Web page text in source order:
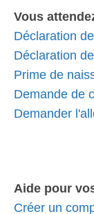
Vous
Déclaration
Déclaration
Prime de
Demande de
Demander
Aide pour
Créer un